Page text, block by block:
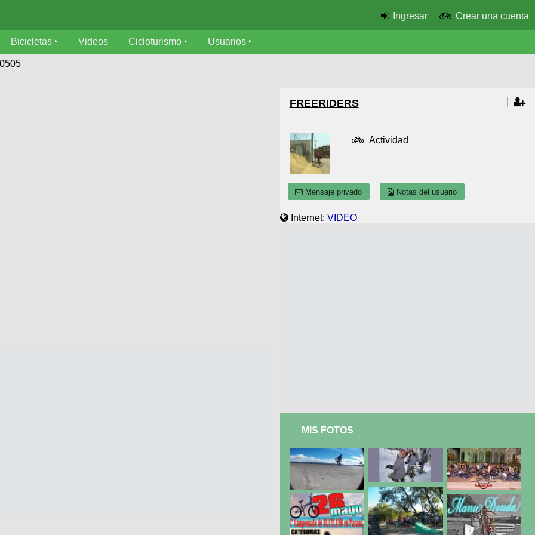
Ingresar Crear una cuenta
Bicicletas Videos Cicloturismo Usuarios
FREERIDERS
Actividad
Mensaje privado Notas del usuario
Internet: VIDEO
MIS FOTOS